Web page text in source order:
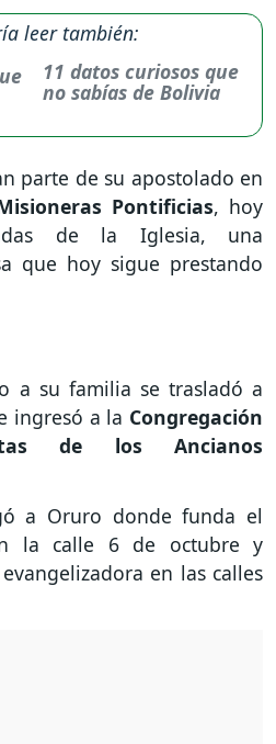
leer también:
11 datos curiosos que
no sabías de Bolivia
parte de su apostolado en
Pontificias, hoy
de la Iglesia, una
que hoy sigue prestando
a su familia se trasladó a
ingresó a la Congregación
de los Ancianos
a Oruro donde funda el
la calle 6 de octubre y
en las calles